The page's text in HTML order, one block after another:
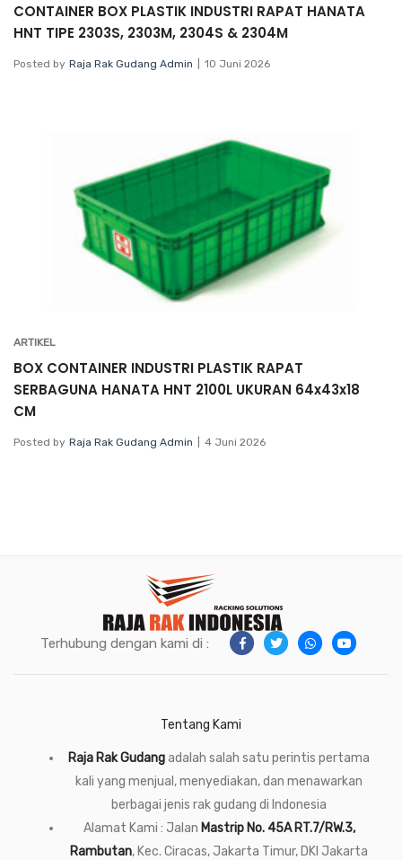
CONTAINER BOX PLASTIK INDUSTRI RAPAT HANATA
HNT TIPE 2303S, 2303M, 2304S & 2304M
Posted by Raja Rak Gudang Admin 10 Juni 2026
ARTIKEL
BOX CONTAINER INDUSTRI PLASTIK RAPAT
SERBAGUNA HANATA HNT 2100L UKURAN 64x43x18
CM
Posted by Raja Rak Gudang Admin 4 Juni 2026
Terhubung dengan kami di :
Tentang Kami
Raja Rak Gudangadalah salah satu perintis pertama
kali yang menjual, menyediakan, dan menawarkan
berbagai jenis rak gudang di Indonesia
Alamat Kami : Jalan Mastrip No. 45A RT.7/RW.3,
Rambutan, Kec. Ciracas, Jakarta Timur, DKI Jakarta